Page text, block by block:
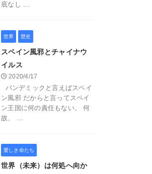
底なし ...
世界 歴史
スペイン風邪とチャイナウ
イルス
2020/4/17
パンデミックと言えばスペイ
ン風邪 だからと言ってスペイ
ン王国に何の責任もない。 何
故、 ...
愛しき命たち
世界（未来）は何処へ向か